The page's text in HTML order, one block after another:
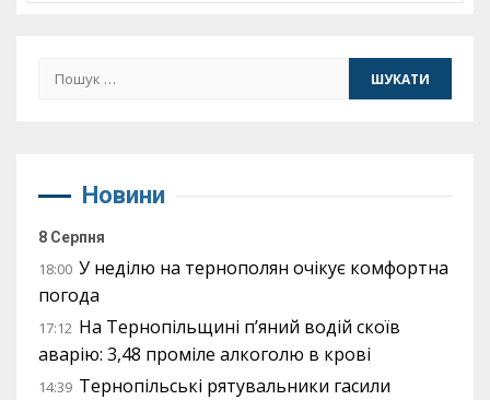
Пошук:
Новини
8 Серпня
18:00 У неділю на тернополян очікує комфортна
погода
17:12 На Тернопільщині п’яний водій скоїв
аварію: 3,48 проміле алкоголю в крові
14:39 Тернопільські рятувальники гасили